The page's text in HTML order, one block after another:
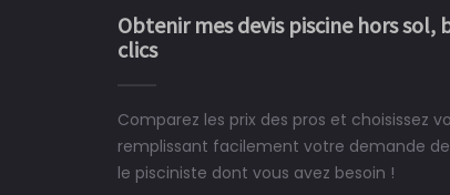
Obtenir mes devis piscine hors sol,
clics
Comparez les prix des pros et choisissez
remplissant facilement votre demande
le pisciniste dont vous avez besoin !
Le rêve devient
construit chez